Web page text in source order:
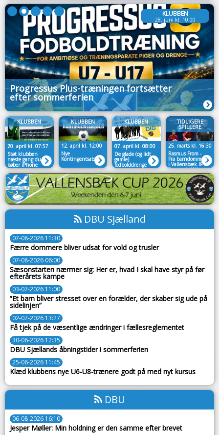
KLUBBEN
28. juni kl. 10:00
Progressus Plus-træningen fortsætter
efter sommerferien
KLUBBEN
20. april kl. 07:57
Støt klubben
næste gang du
køber iPhone
eller iPad📱
KLUBBEN
12. april kl. 12:00
Nye
Kontingentsatser
KLUBBEN
07. april kl. 08:00
De glade (og lidt
gamle)
fodbolddrenge
søger nye spillere
TIDLIGERE
SPILLERE
25. marts kl. 16:30
Rasmus From -
Fra barndommen
i Vallensbæk IF til
Træner i VSK
DBU Sjælland
07-08-2026 11:30
Færre dommere bliver udsat for vold og trusler
07-08-2026 06:00
Sæsonstarten nærmer sig: Her er, hvad I skal have styr på før
efterårets kampe
03-07-2026 11:00
”Et barn bliver stresset over en forælder, der skaber sig ude på
sidelinjen”
02-07-2026 13:27
Få tjek på de væsentlige ændringer i fællesreglementet
30-06-2026 12:35
DBU Sjællands åbningstider i sommerferien
25-06-2026 11:45
Klæd klubbens nye U6-U8-trænere godt på med nyt kursus
DBU
06-08-2026 16:10
Jesper Møller: Min holdning er den samme efter brevet